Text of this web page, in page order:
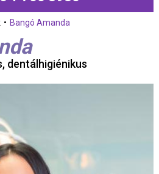
Bangó Amanda
dentálhigiénikus